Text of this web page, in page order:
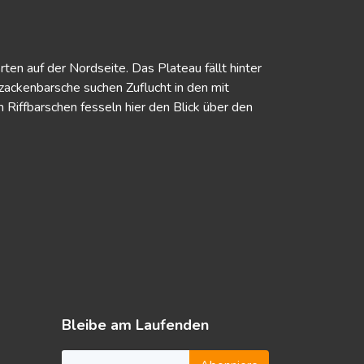
auf der Nordseite. Das Plateau fällt hinter
suchen Zuflucht in den mit
fesseln hier den Blick über den
Bleibe am Laufenden